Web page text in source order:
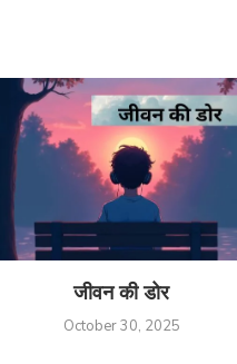
जीवन की डोर
October 30, 2025